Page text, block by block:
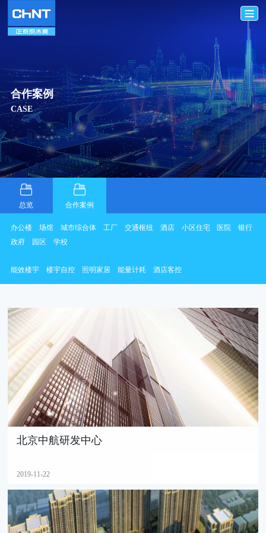
合作案例
CASE
总览 合作案例
办公楼 场馆 城市综合体 工厂 交通枢纽 酒店 小区住宅 医院
银行
政府
园区 学校
能效楼宇 楼宇自控 照明家居 能量计耗 酒店客控
北京中航研发中心
2019-11-22